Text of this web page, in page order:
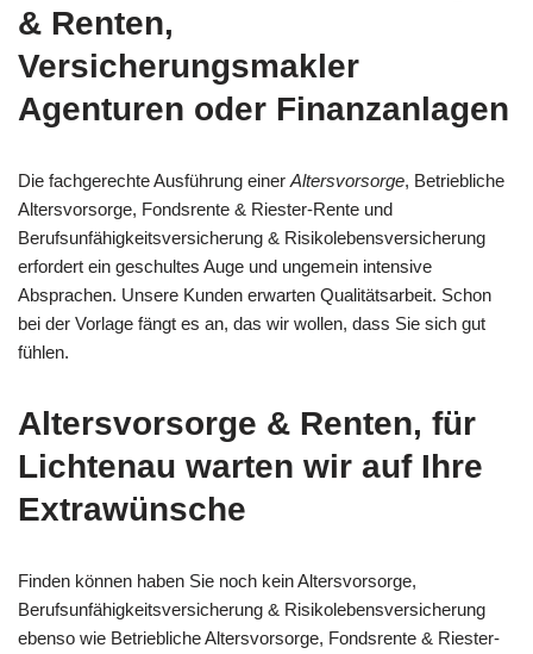
& Renten,
Versicherungsmakler
Agenturen oder Finanzanlagen
Die fachgerechte Ausführung einer Altersvorsorge, Betriebliche
Altersvorsorge, Fondsrente & Riester-Rente und
Berufsunfähigkeitsversicherung & Risikolebensversicherung
erfordert ein geschultes Auge und ungemein intensive
Absprachen. Unsere Kunden erwarten Qualitätsarbeit. Schon
bei der Vorlage fängt es an, das wir wollen, dass Sie sich gut
fühlen.
Altersvorsorge & Renten, für
Lichtenau warten wir auf Ihre
Extrawünsche
Finden können haben Sie noch kein Altersvorsorge,
Berufsunfähigkeitsversicherung & Risikolebensversicherung
ebenso wie Betriebliche Altersvorsorge, Fondsrente & Riester-